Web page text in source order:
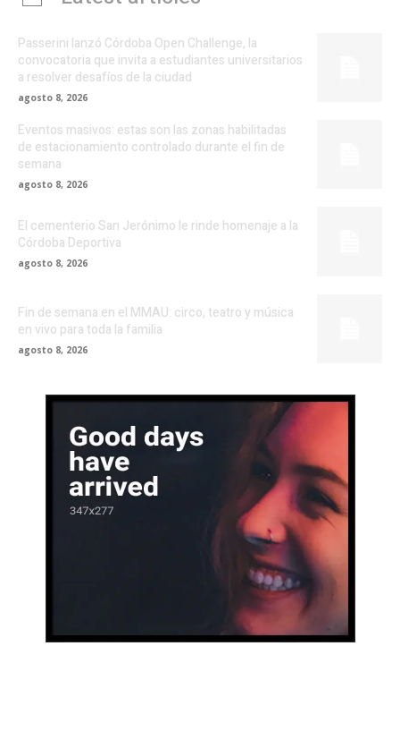
Passerini lanzó Córdoba Open Challenge, la
convocatoria que invita a estudiantes universitarios
a resolver desafíos de la ciudad
agosto 8, 2026
Eventos masivos: estas son las zonas habilitadas
de estacionamiento controlado durante el fin de
semana
agosto 8, 2026
El cementerio San Jerónimo le rinde homenaje a la
Córdoba Deportiva
agosto 8, 2026
Fin de semana en el MMAU: circo, teatro y música
en vivo para toda la familia
agosto 8, 2026